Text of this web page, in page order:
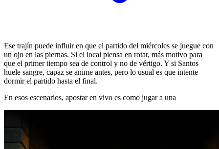
Ese trajín puede influir en que el partido del miércoles se juegue con
un ojo en las piernas. Si el local piensa en rotar, más motivo para
que el primer tiempo sea de control y no de vértigo. Y si Santos
huele sangre, capaz se anime antes, pero lo usual es que intente
dormir el partido hasta el final.
En esos escenarios, apostar en vivo es como jugar a una